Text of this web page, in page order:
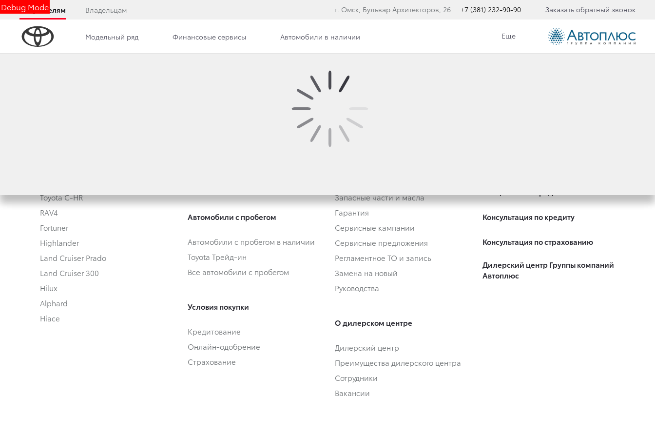
Debug Mode
Покупателям Владельцам г. Омск, Бульвар Архитекторов, 26 +7 (381) 232-90-90 Заказать обратный звонок
Модельный ряд Финансовые сервисы Автомобили в наличии Еще
Toyota C-HR
RAV4
Fortuner
Highlander
Land Cruiser Prado
Land Cruiser 300
Hilux
Alphard
Hiace
Автомобили с пробегом
Автомобили с пробегом в наличии
Toyota Трейд-ин
Все автомобили с пробегом
Условия покупки
Кредитование
Онлайн-одобрение
Страхование
Владельцам
Запасные части и масла
Гарантия
Сервисные кампании
Сервисные предложения
Регламентное ТО и запись
Замена на новый
Руководства
О дилерском центре
Дилерский центр
Преимущества дилерского центра
Сотрудники
Вакансии
Консультация по кредиту
Консультация по страхованию
Дилерский центр Группы компаний
Автоплюс